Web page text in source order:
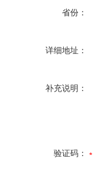
省份：
详细地址：
补充说明：
验证码：